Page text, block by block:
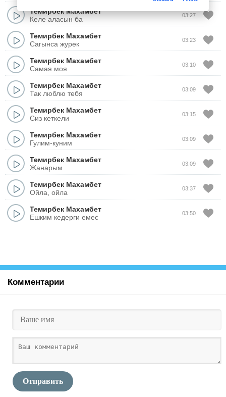
Темирбек Махамбет
Келе аласын ба
03:27
Темирбек Махамбет
Сагынса журек
03:23
Темирбек Махамбет
Самая моя
03:10
Темирбек Махамбет
Так люблю тебя
03:09
Темирбек Махамбет
Сиз кеткели
03:15
Темирбек Махамбет
Гулим-куним
03:09
Темирбек Махамбет
Жанарым
03:09
Темирбек Махамбет
Ойла, ойла
03:37
Темирбек Махамбет
Ешким кедерги емес
03:50
Комментарии
Отправить